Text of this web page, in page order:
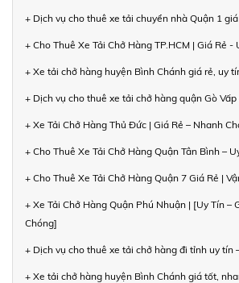
+ Dịch vụ cho thuê xe tải chuyển nhà Quận 1
+ Cho Thuê Xe Tải Chở Hàng TP.HCM | Giá Rẻ
+ Xe tải chở hàng huyện Bình Chánh giá rẻ, uy
+ Dịch vụ cho thuê xe tải chở hàng quận Gò
+ Xe Tải Chở Hàng Thủ Đức | Giá Rẻ – Nhanh
+ Cho Thuê Xe Tải Chở Hàng Quận Tân Bình –
+ Cho Thuê Xe Tải Chở Hàng Quận 7 Giá Rẻ |
+ Xe Tải Chở Hàng Quận Phú Nhuận | [Uy Tín –
Chóng]
+ Dịch vụ cho thuê xe tải chở hàng đi tỉnh uy tín
+ Xe tải chở hàng huyện Bình Chánh giá tốt,